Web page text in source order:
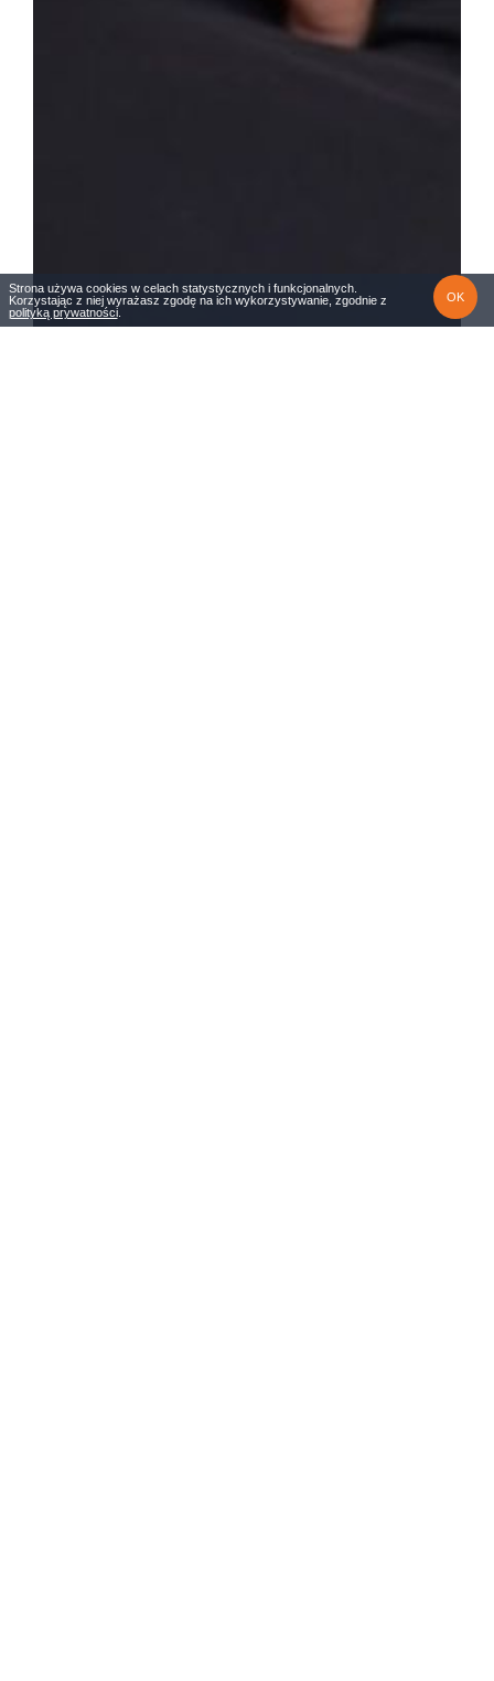
Strona używa cookies w celach statystycznych i funkcjonalnych.
Korzystając z niej wyrażasz zgodę na ich wykorzystywanie, zgodnie z
polityką prywatności.
OK